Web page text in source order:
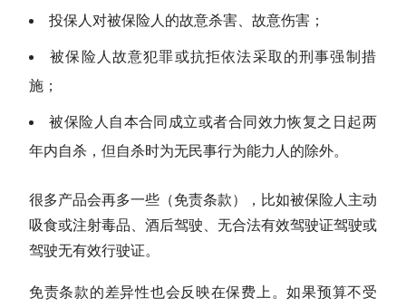
投保人对被保险人的故意杀害、故意伤害；
被保险人故意犯罪或抗拒依法采取的刑事强制措
施；
被保险人自本合同成立或者合同效力恢复之日起两
年内自杀，但自杀时为无民事行为能力人的除外。
很多产品会再多一些（免责条款），比如被保险人主动
吸食或注射毒品、酒后驾驶、无合法有效驾驶证驾驶或
驾驶无有效行驶证。
免责条款的差异性也会反映在保费上。如果预算不受